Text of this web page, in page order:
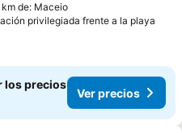
km de: Maceio
privilegiada frente a la playa
los precios
Ver precios